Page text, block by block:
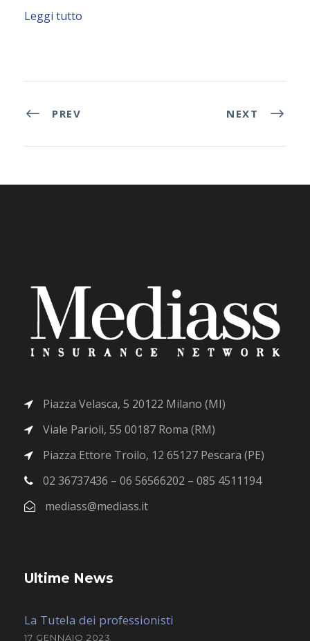
Leggi tutto
PREV NEXT
Piazza Velasca, 5 20122 Milano (MI)
Viale Parioli, 55 00187 Roma (RM)
Piazza Ettore Troilo, 12 65127 Pescara (PE)
02 36737436 – 06 56566202 – 085 4511194
mediass@mediass.it
Ultime News
La Tutela dei professionisti
17 GENNAIO 2023